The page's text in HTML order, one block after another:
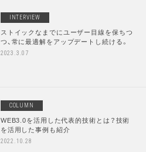
INTERVIEW
ストイックなまでにユーザー目線を保ちつ
つ、常に最適解をアップデートし続ける。
2023.3.07
COLUMN
WEB3.0を活用した代表的技術とは？技術
を活用した事例も紹介
2022.10.28